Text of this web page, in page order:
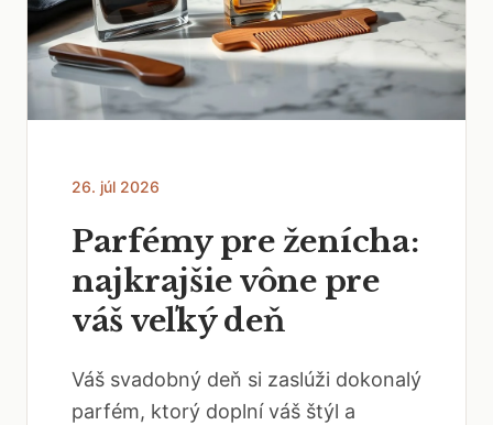
26. júl 2026
Parfémy pre ženícha:
najkrajšie vône pre
váš veľký deň
Váš svadobný deň si zaslúži dokonalý
parfém, ktorý doplní váš štýl a